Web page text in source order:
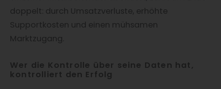
doppelt: durch Umsatzverluste, erhöhte
Supportkosten und einen mühsamen
Marktzugang.
Wer die Kontrolle über seine Daten hat,
kontrolliert den Erfolg